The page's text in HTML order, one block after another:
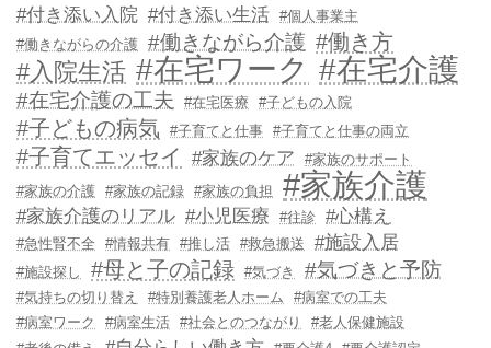
#付き添い入院 #付き添い生活 #個人事業主
#働きながらの介護 #働きながら介護 #働き方
#入院生活 #在宅ワーク #在宅介護
#在宅介護の工夫 #在宅医療 #子どもの入院
#子どもの病気 #子育てと仕事 #子育てと仕事の両立
#子育てエッセイ #家族のケア
#家族のサポート
#家族の介護 #家族の記録 #家族の負担 #家族介護
#家族介護のリアル #小児医療 #往診 #心構え
#急性腎不全 #情報共有 #推し活 #救急搬送 #施設入居
#施設探し #母と子の記録 #気づき #気づきと予防
#気持ちの切り替え #特別養護老人ホーム
#病室での工夫
#病室ワーク
#病室生活 #社会とのつながり
#老人保健施設